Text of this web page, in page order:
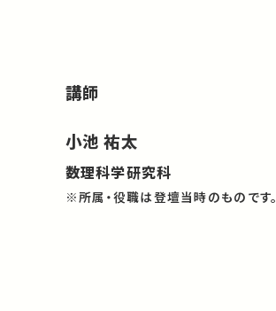
講師
小池 祐太
数理科学研究科
※所属・役職は登壇当時のものです。